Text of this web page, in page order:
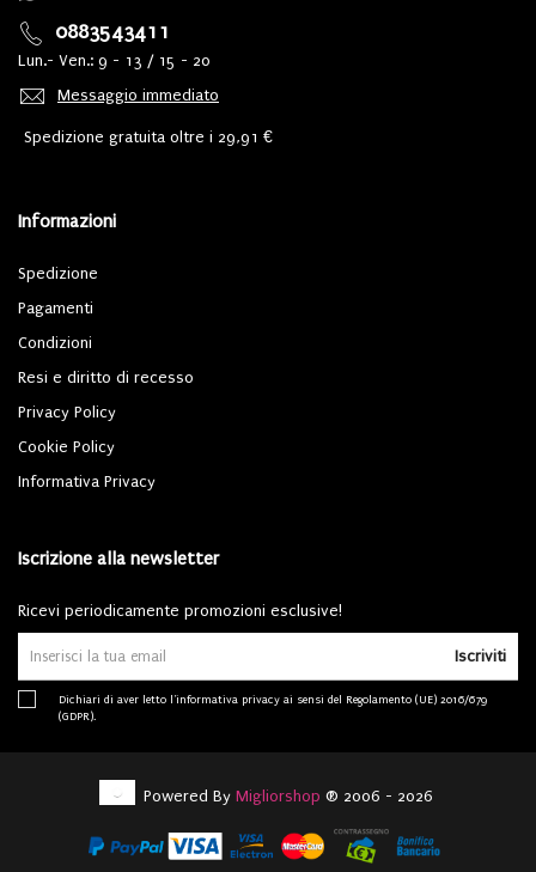
0883543411
Lun.- Ven.: 9 - 13 / 15 - 20
Messaggio immediato
Spedizione gratuita oltre i 29,91 €
Informazioni
Spedizione
Pagamenti
Condizioni
Resi e diritto di recesso
Privacy Policy
Cookie Policy
Informativa Privacy
Iscrizione alla newsletter
Ricevi periodicamente promozioni esclusive!
Iscriviti
Dichiari di aver letto l'informativa privacy ai sensi del Regolamento (UE) 2016/679
(GDPR).
Powered By Migliorshop ® 2006 - 2026